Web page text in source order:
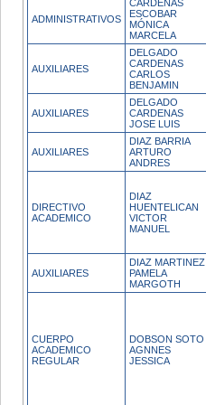
ADMINISTRATIVOS
CÁRDENAS
ESCOBAR
MÓNICA
MARCELA
AUXILIARES
DELGADO
CARDENAS
CARLOS
BENJAMIN
AUXILIARES
DELGADO
CARDENAS
JOSE LUIS
AUXILIARES
DIAZ BARRIA
ARTURO
ANDRES
DIRECTIVO
ACADEMICO
DIAZ
HUENTELICAN
VICTOR
MANUEL
AUXILIARES
DIAZ MARTINEZ
PAMELA
MARGOTH
CUERPO
ACADEMICO
REGULAR
DOBSON SOTO
AGNNES
JESSICA